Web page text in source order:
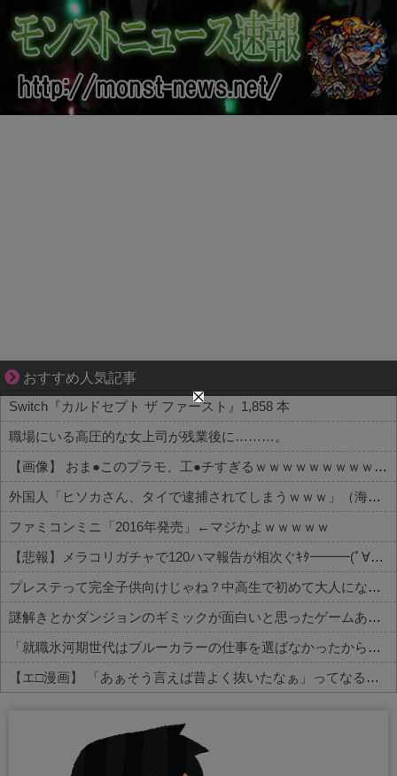
おすすめ人気記事
三十路女子の仕事と恋、その先にあった本音
Switch『カルドセプト ザ ファースト』1,858 本
職場にいる高圧的な女上司が残業後に………。
【画像】 おま●このプラモ、工●チすぎるｗｗｗｗｗｗｗｗｗｗ
外国人「ヒソカさん、タイで逮捕されてしまうｗｗｗ」（海外の反応）
ファミコンミニ「2016年発売」←マジかよｗｗｗｗｗ
【悲報】メラコリガチャで120ハマ報告が相次ぐｷﾀ━━━(ﾟ∀ﾟ)━━━!!
プレステって完全子供向けじゃね？中高生で初めて大人になったら卒業だよね？
謎解きとかダンジョンのギミックが面白いと思ったゲームある？
「就職氷河期世代はブルーカラーの仕事を選ばなかったから苦しかったんでしょ？」→「何言ってんだコイツ」の声、殺到
【エ□漫画】 「あぁそう言えば昔よく抜いたなぁ」ってなるエ□漫画家さんｗｗｗ